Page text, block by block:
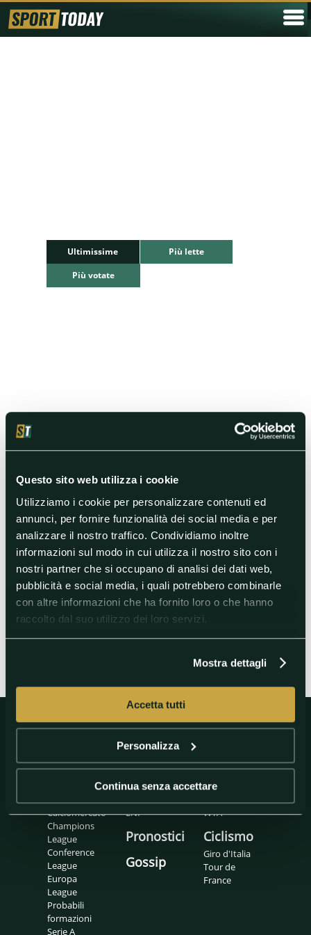
Questo sito web utilizza i cookie
Utilizziamo i cookie per personalizzare contenuti ed
annunci, per fornire funzionalità dei social media e per
analizzare il nostro traffico. Condividiamo inoltre
informazioni sul modo in cui utilizza il nostro sito con i
nostri partner che si occupano di analisi dei dati web,
pubblicità e social media, i quali potrebbero combinarle
con altre informazioni che ha fornito loro o che hanno
raccolto dal suo utilizzo dei loro servizi.
Mostra dettagli
Accetta tutti
Personalizza
Continua senza accettare
Ultimissime
Più lette
Più votate
Calcio
internazionale
Calciomercato
Champions
League
Conference
League
Europa
League
Probabili
formazioni
Serie A
Basket
Eurolegaue
LBA
LNP
Pronostici
Gossip
Tennis
ATP
Padel
WTA
Ciclismo
Giro d'Italia
Tour de
France